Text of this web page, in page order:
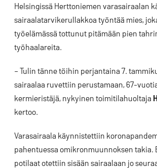
Helsingissä Herttoniemen varasairaalan
sairaalatarvikerullakkoa työntää mies,
työelämässä tottunut pitämään pien
työhaalareita.
– Tulin tänne töihin perjantaina 7.
sairaalaa ruvettiin perustamaan, 67-
kermieristäjä, nykyinen toimitilahuoltaja
kertoo.
Varasairaala käynnistettiin
pahentuessa omikronmuunnoksen takia.
potilaat otettiin sisään sairaalaan jo